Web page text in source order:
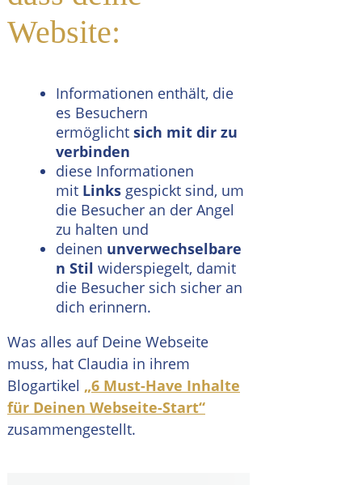
Website:
Informationen enthält, die
es Besuchern
ermöglicht sich mit dir zu
verbinden
diese Informationen
mit Links gespickt sind, um
die Besucher an der Angel
zu halten und
deinen unverwechselbare
n Stil widerspiegelt, damit
die Besucher sich sicher an
dich erinnern.
Was alles auf Deine Webseite
muss, hat Claudia in ihrem
Blogartikel „6 Must-Have Inhalte
für Deinen Webseite-Start“
zusammengestellt.